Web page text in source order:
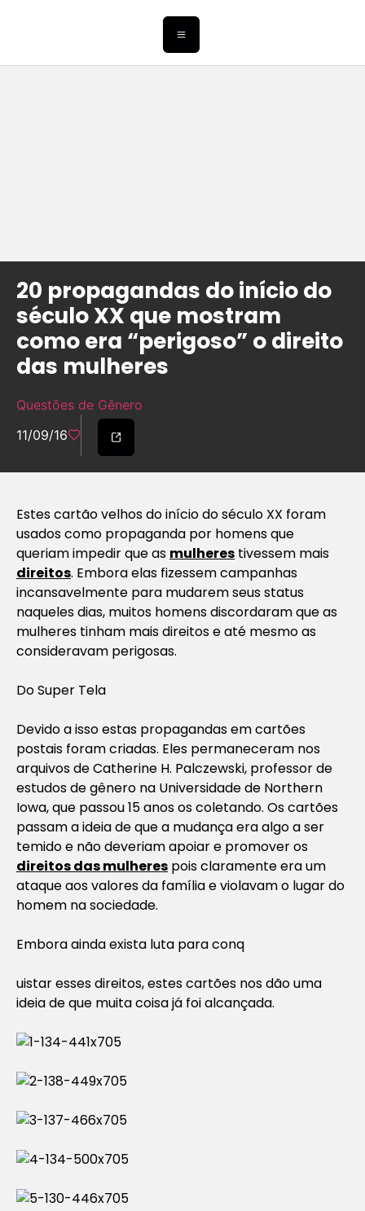
20 propagandas do início do
século XX que mostram
como era “perigoso” o direito
das mulheres
Questões de Gênero
11/09/16
Estes cartão velhos do início do século XX foram
usados como propaganda por homens que
queriam impedir que as mulheres tivessem mais
direitos. Embora elas fizessem campanhas
incansavelmente para mudarem seus status
naqueles dias, muitos homens discordaram que as
mulheres tinham mais direitos e até mesmo as
consideravam perigosas.
Do Super Tela
Devido a isso estas propagandas em cartões
postais foram criadas. Eles permaneceram nos
arquivos de Catherine H. Palczewski, professor de
estudos de gênero na Universidade de Northern
Iowa, que passou 15 anos os coletando. Os cartões
passam a ideia de que a mudança era algo a ser
temido e não deveriam apoiar e promover os
direitos das mulheres pois claramente era um
ataque aos valores da família e violavam o lugar do
homem na sociedade.
Embora ainda exista luta para conq
uistar esses direitos, estes cartões nos dão uma
ideia de que muita coisa já foi alcançada.